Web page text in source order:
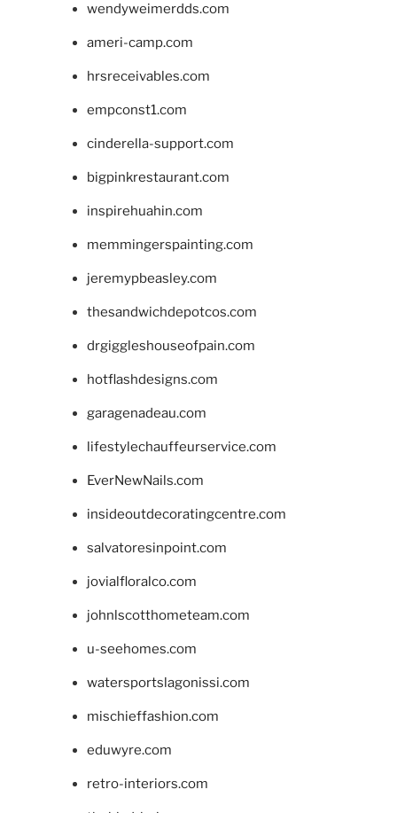
wendyweimerdds.com
ameri-camp.com
hrsreceivables.com
empconst1.com
cinderella-support.com
bigpinkrestaurant.com
inspirehuahin.com
memmingerspainting.com
jeremypbeasley.com
thesandwichdepotcos.com
drgiggleshouseofpain.com
hotflashdesigns.com
garagenadeau.com
lifestylechauffeurservice.com
EverNewNails.com
insideoutdecoratingcentre.com
salvatoresinpoint.com
jovialfloralco.com
johnlscotthometeam.com
u-seehomes.com
watersportslagonissi.com
mischieffashion.com
eduwyre.com
retro-interiors.com